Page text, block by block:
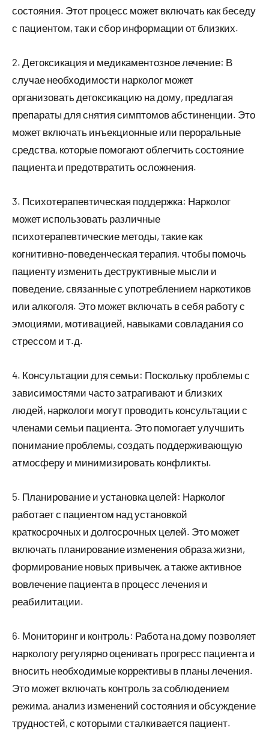
состояния. Этот процесс может включать как беседу
с пациентом, так и сбор информации от близких.
2. Детоксикация и медикаментозное лечение: В
случае необходимости нарколог может
организовать детоксикацию на дому, предлагая
препараты для снятия симптомов абстиненции. Это
может включать инъекционные или пероральные
средства, которые помогают облегчить состояние
пациента и предотвратить осложнения.
3. Психотерапевтическая поддержка: Нарколог
может использовать различные
психотерапевтические методы, такие как
когнитивно-поведенческая терапия, чтобы помочь
пациенту изменить деструктивные мысли и
поведение, связанные с употреблением наркотиков
или алкоголя. Это может включать в себя работу с
эмоциями, мотивацией, навыками совладания со
стрессом и т.д.
4. Консультации для семьи: Поскольку проблемы с
зависимостями часто затрагивают и близких
людей, наркологи могут проводить консультации с
членами семьи пациента. Это помогает улучшить
понимание проблемы, создать поддерживающую
атмосферу и минимизировать конфликты.
5. Планирование и установка целей: Нарколог
работает с пациентом над установкой
краткосрочных и долгосрочных целей. Это может
включать планирование изменения образа жизни,
формирование новых привычек, а также активное
вовлечение пациента в процесс лечения и
реабилитации.
6. Мониторинг и контроль: Работа на дому позволяет
наркологу регулярно оценивать прогресс пациента и
вносить необходимые коррективы в планы лечения.
Это может включать контроль за соблюдением
режима, анализ изменений состояния и обсуждение
трудностей, с которыми сталкивается пациент.